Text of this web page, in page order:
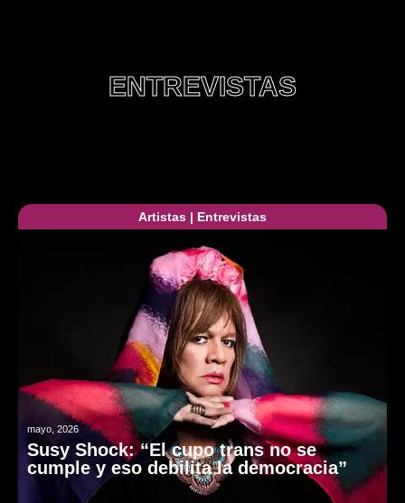
ENTREVISTAS
Artistas | Entrevistas
mayo, 2026
Susy Shock: “El cupo trans no se
cumple y eso debilita la democracia”